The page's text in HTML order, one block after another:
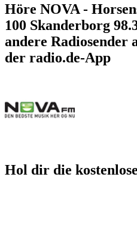
Höre NOVA -
100 Skanderborg
andere Radiosender
der radio.de-App
Hol dir die